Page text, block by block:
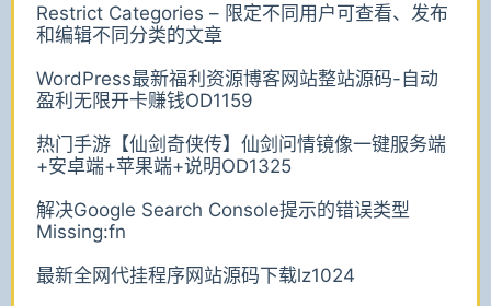
Restrict Categories – 限定不同用户可查看、发布
和编辑不同分类的文章
WordPress最新福利资源博客网站整站源码-自动
盈利无限开卡赚钱OD1159
热门手游【仙剑奇侠传】仙剑问情镜像一键服务端
+安卓端+苹果端+说明OD1325
解决Google Search Console提示的错误类型
Missing:fn
最新全网代挂程序网站源码下载lz1024